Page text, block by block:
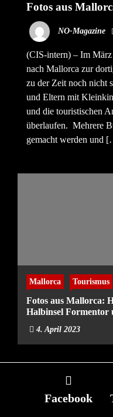
Fotos aus
NO-Magazine
(CIS-intern) – Im März
nach Mallorca zur
zu der Zeit noch nicht
und Eltern mit
und die touristischen
überlaufen. Mehrere
gemacht werden und
Mallorca Tourismus
Fotos aus Mallorca:
Halbinsel
4. April 2023
Facebook